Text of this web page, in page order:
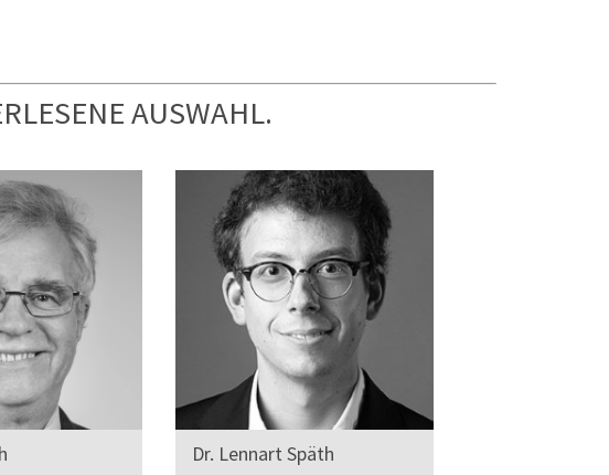
AUSWAHL.
Dr. Lennart Späth